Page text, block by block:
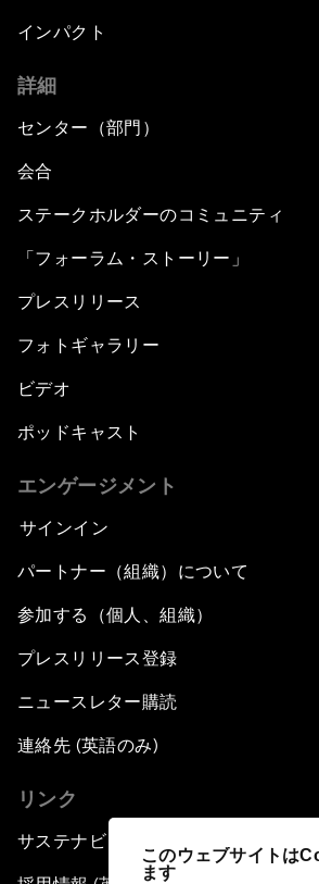
このウェブサイトは
ます
インパクト
詳細
センター（部門）
会合
ステークホルダーのコミュニティ
「フォーラム・ストーリー」
プレスリリース
フォトギャラリー
ビデオ
ポッドキャスト
エンゲージメント
サインイン
パートナー（組織）について
参加する（個人、組織）
プレスリリース登録
ニュースレター購読
連絡先 (英語のみ)
リンク
サステナビリティへの取り組み